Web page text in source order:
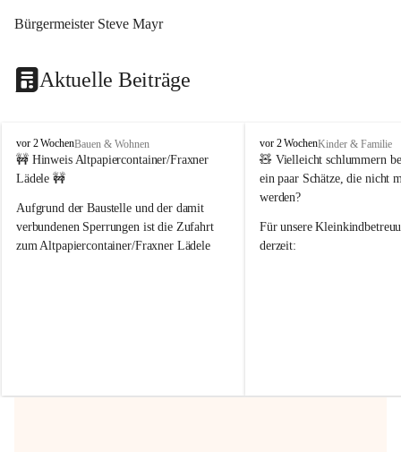
Bürgermeister Steve Mayr
Aktuelle Beiträge
F
r
a
e
r
n
vor 2 WochenBauen & Wohnen
🚧 Hinweis Altpapiercontainer/Fraxner
Lädele 🚧
Aufgrund der Baustelle und der damit
verbundenen Sperrungen ist die Zufahrt
zum Altpapiercontainer/Fraxner Lädele
Hilfsbereitschaft!
F
r
a
x
r
n
vor 2 WochenKinder & Familie
🧸 Vielleicht schlummern
ein paar Schätze, die nicht
werden?
Für unsere
derzeit: